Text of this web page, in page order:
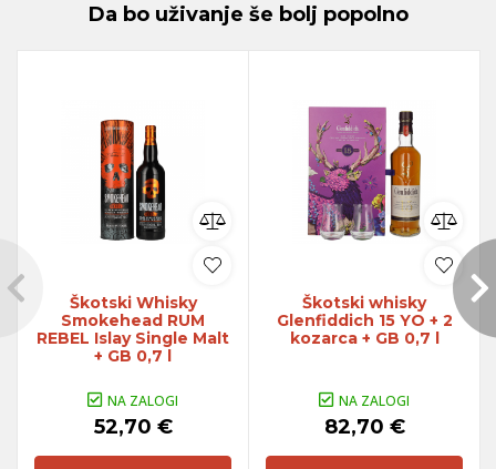
Da bo uživanje še bolj popolno
Škotski Whisky
Smokehead RUM
REBEL Islay Single Malt
+ GB 0,7 l
NA ZALOGI
52,70 €
Škotski whisky
Glenfiddich 15 YO + 2
kozarca + GB 0,7 l
NA ZALOGI
82,70 €